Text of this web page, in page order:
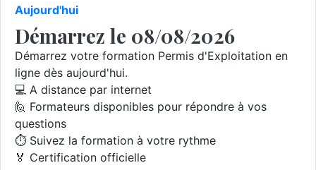
Aujourd'hui
Démarrez le 08/08/2026
Démarrez votre formation Permis d'Exploitation en
ligne dès aujourd'hui.
💻 A distance par internet
🙋 Formateurs disponibles pour répondre à vos
questions
⏱️ Suivez la formation à votre rythme
🏅 Certification officielle